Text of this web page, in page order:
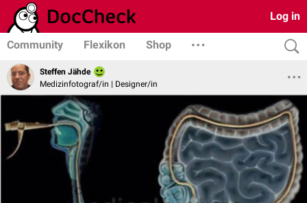
Log in
Community Flexikon Shop
Steffen Jähde
Medizinfotograf/in | Designer/in